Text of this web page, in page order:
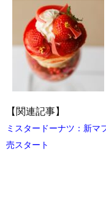
【関連記事】
ミスタードーナツ：新マ
売スタート